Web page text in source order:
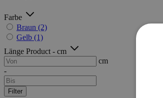
Farbe
Braun (2)
Gelb (1)
Länge Product - cm
cm
-
Filter